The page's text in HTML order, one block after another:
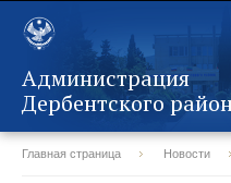
Администрация
Дербентского
Главная страница Новости